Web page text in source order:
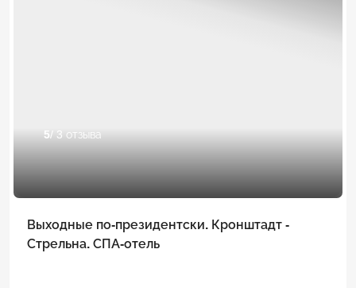
5/ 3 отзыва
Выходные по-президентски. Кронштадт -
Стрельна. СПА-отель